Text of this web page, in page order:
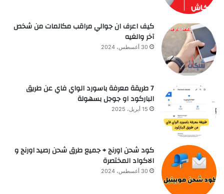
كيف اعرف ان جوالي مراقب مكالمات من شخص
آخر والغيه
30 أغسطس، 2024
7 طريقة معرفة باسورد الواي فاي عن طريق
الباركود او جوجل بسهولة
15 أبريل، 2025
كود شحن اورنج + جميع طرق شحن رصيد اورنج و
الاكواد المختصرة
30 أغسطس، 2024